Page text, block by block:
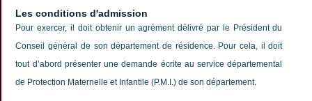
Les conditions d'admission
Pour exercer, il doit obtenir un agrément délivré par le Président du
Conseil général de son département de résidence. Pour cela, il doit
tout d’abord présenter une demande écrite au service départemental
de Protection Maternelle et Infantile (P.M.I.) de son département.